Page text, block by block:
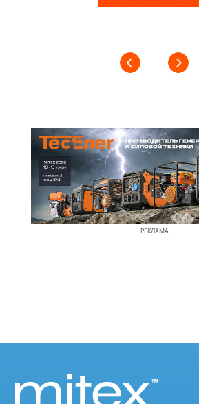
РЕКЛАМА